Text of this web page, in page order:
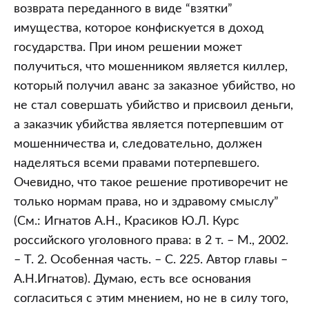
возврата переданного в виде “взятки”
имущества, которое конфискуется в доход
государства. При ином решении может
получиться, что мошенником является киллер,
который получил аванс за заказное убийство, но
не стал совершать убийство и присвоил деньги,
а заказчик убийства является потерпевшим от
мошенничества и, следовательно, должен
наделяться всеми правами потерпевшего.
Очевидно, что такое решение противоречит не
только нормам права, но и здравому смыслу”
(См.: Игнатов А.Н., Красиков Ю.Л. Курс
российского уголовного права: в 2 т. – М., 2002.
– Т. 2. Особенная часть. – С. 225. Автор главы –
А.Н.Игнатов). Думаю, есть все основания
согласиться с этим мнением, но не в силу того,